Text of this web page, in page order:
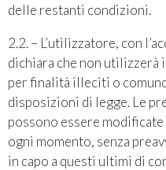
delle restanti condizioni.
2.2. – L’utilizzatore, con
dichiara che non utilizzerà
per finalità illeciti o
disposizioni di legge. Le
possono essere modificate
ogni momento, senza
in capo a questi ultimi di